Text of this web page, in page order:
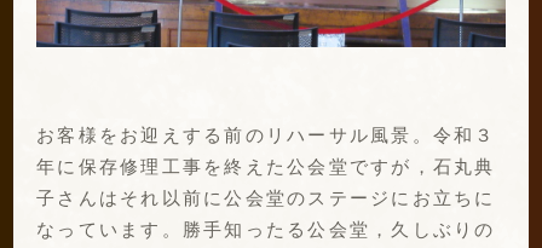
お客様をお迎えする前のリハーサル風景。令和３
年に保存修理工事を終えた公会堂ですが，石丸典
子さんはそれ以前に公会堂のステージにお立ちに
なっています。勝手知ったる公会堂，久しぶりの